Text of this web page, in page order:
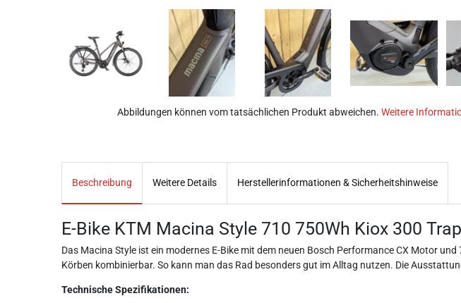
Abbildungen können vom tatsächlichen Produkt abweichen. Weitere
Beschreibung Weitere Details Herstellerinformationen & Sicherheitshinweise
E-Bike KTM Macina Style 710 750Wh Kiox 300
Das Macina Style ist ein modernes E-Bike mit dem neuen Bosch Performance CX Motor
Körben kombinierbar. So kann man das Rad besonders gut im Alltag nutzen. Die
Technische Spezifikationen: